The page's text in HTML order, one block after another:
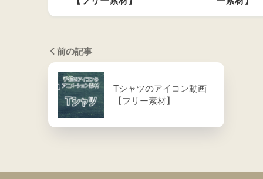
前の記事
Tシャツのアイコン動画
【フリー素材】